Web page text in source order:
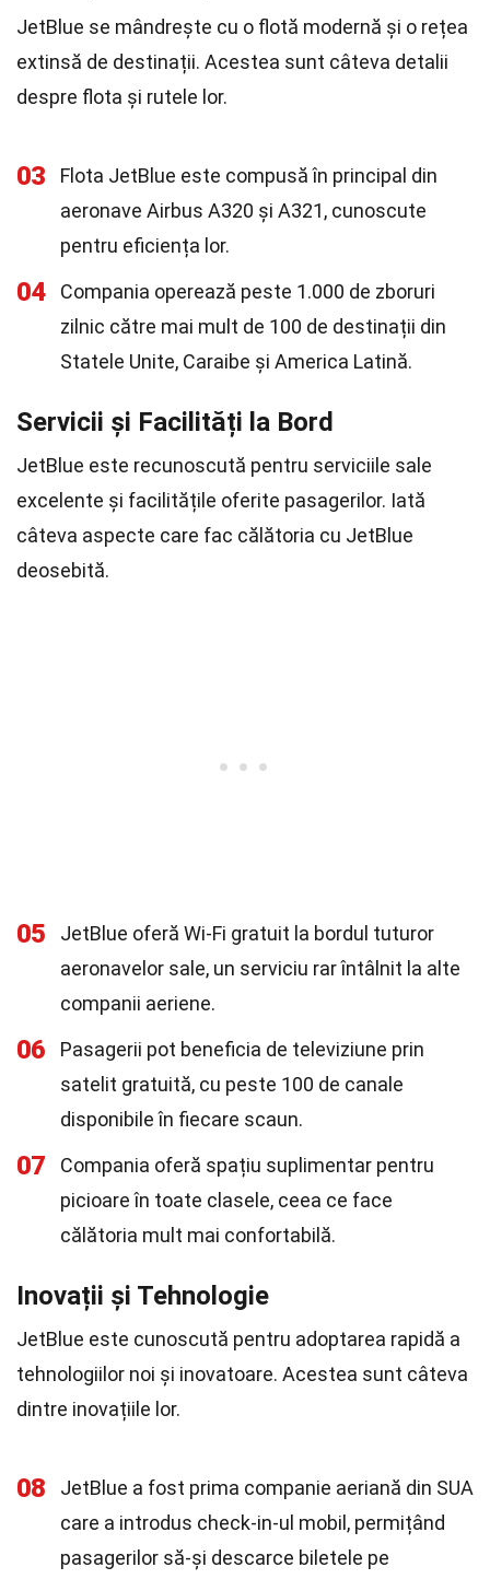
JetBlue se mândrește cu o flotă modernă și o rețea
extinsă de destinații. Acestea sunt câteva detalii
despre flota și rutele lor.
03
Flota JetBlue este compusă în principal din
aeronave Airbus A320 și A321, cunoscute
pentru eficiența lor.
04
Compania operează peste 1.000 de zboruri
zilnic către mai mult de 100 de destinații din
Statele Unite, Caraibe și America Latină.
Servicii și Facilități la Bord
JetBlue este recunoscută pentru serviciile sale
excelente și facilitățile oferite pasagerilor. Iată
câteva aspecte care fac călătoria cu JetBlue
deosebită.
05
JetBlue oferă Wi-Fi gratuit la bordul tuturor
aeronavelor sale, un serviciu rar întâlnit la alte
companii aeriene.
06
Pasagerii pot beneficia de televiziune prin
satelit gratuită, cu peste 100 de canale
disponibile în fiecare scaun.
07
Compania oferă spațiu suplimentar pentru
picioare în toate clasele, ceea ce face
călătoria mult mai confortabilă.
Inovații și Tehnologie
JetBlue este cunoscută pentru adoptarea rapidă a
tehnologiilor noi și inovatoare. Acestea sunt câteva
dintre inovațiile lor.
08
JetBlue a fost prima companie aeriană din SUA
care a introdus check-in-ul mobil, permițând
pasagerilor să-și descarce biletele pe